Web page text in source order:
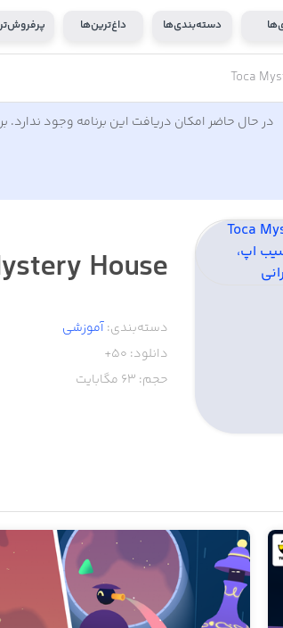
دسته‌بندی‌ها داغ‌ترین‌ها
Toca
در حال حاضر امکان دریافت این برنامه وجود
House
دسته‌بندی:آموزشی
دانلود: 50+
حجم: 63 مگابایت